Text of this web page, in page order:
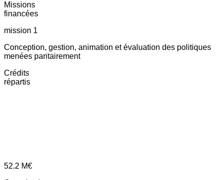
Missions
financées
mission 1
Conception, gestion, animation et évaluation des politiques
menées paritairement
Crédits
répartis
52.2 M€